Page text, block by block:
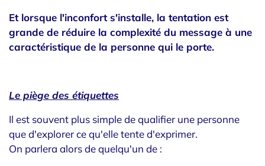
Et lorsque l'inconfort s'installe, la tentation est
grande de réduire la complexité du message à une
caractéristique de la personne qui le porte.
Le piège des étiquettes
Il est souvent plus simple de qualifier une personne
que d'explorer ce qu'elle tente d'exprimer.
On parlera alors de quelqu'un de :